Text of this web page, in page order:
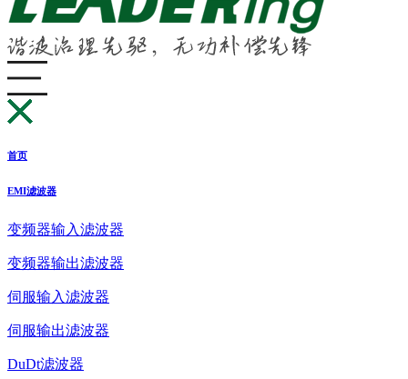
首页
EMI滤波器
变频器输入滤波器
变频器输出滤波器
伺服输入滤波器
伺服输出滤波器
DuDt滤波器